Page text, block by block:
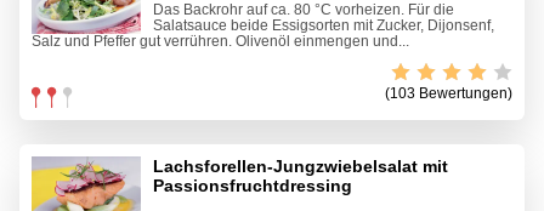
Das Backrohr auf ca. 80 °C vorheizen. Für die
Salatsauce beide Essigsorten mit Zucker, Dijonsenf,
Salz und Pfeffer gut verrühren. Olivenöl einmengen und...
(103 Bewertungen)
Lachsforellen-Jungzwiebelsalat mit
Passionsfruchtdressing